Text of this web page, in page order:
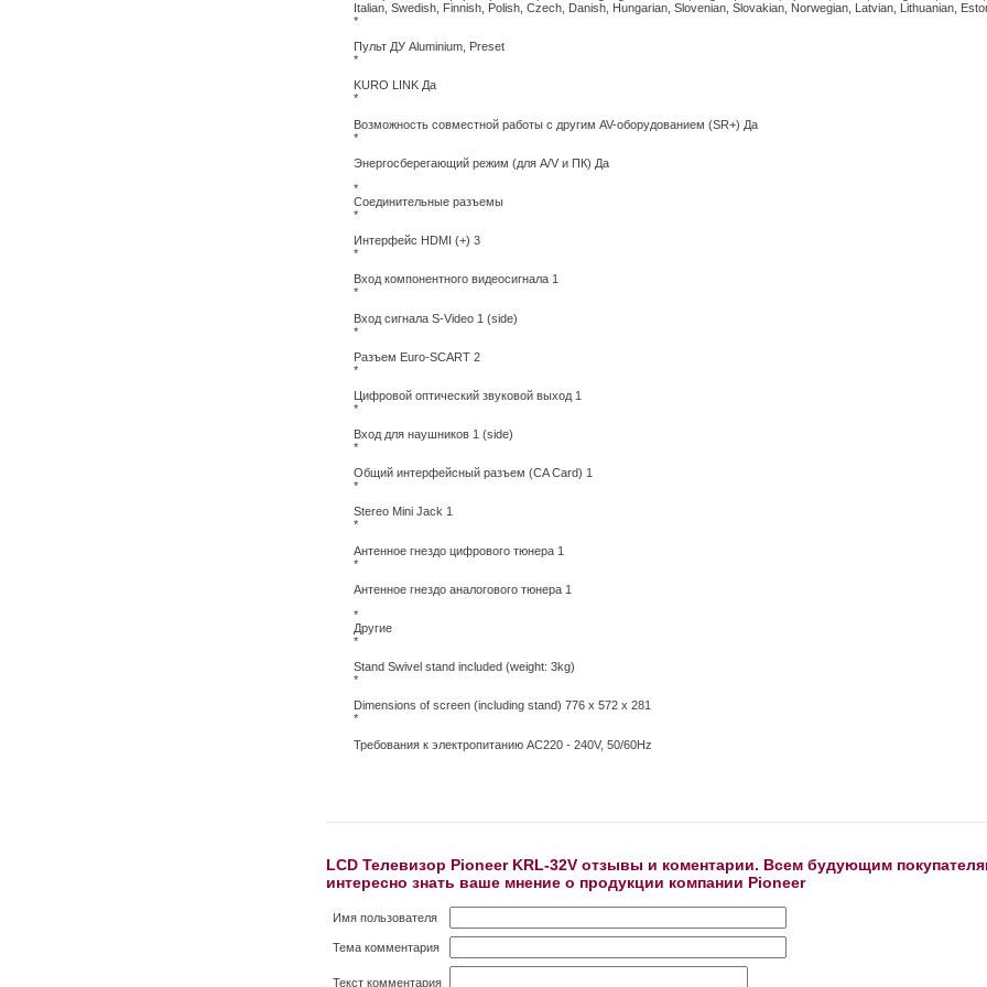
Italian, Swedish, Finnish, Polish, Czech, Danish, Hungarian, Slovenian, Slovakian, Norwegian, Latvian, Lithuanian,
*
Пульт ДУ Aluminium, Preset
*
KURO LINK Да
*
Возможность совместной работы с другим AV-оборудованием (SR+) Да
*
Энергосберегающий режим (для A/V и ПК) Да
*
Соединительные разъемы
*
Интерфейс HDMI (+) 3
*
Вход компонентного видеосигнала 1
*
Вход сигнала S-Video 1 (side)
*
Разъем Euro-SCART 2
*
Цифровой оптический звуковой выход 1
*
Вход для наушников 1 (side)
*
Общий интерфейсный разъем (CA Card) 1
*
Stereo Mini Jack 1
*
Антенное гнездо цифрового тюнера 1
*
Антенное гнездо аналогового тюнера 1
*
Другие
*
Stand Swivel stand included (weight: 3kg)
*
Dimensions of screen (including stand) 776 x 572 x 281
*
Требования к электропитанию AC220 - 240V, 50/60Hz
LCD Телевизор Pioneer KRL-32V отзывы и коментарии. Всем будующим
интересно знать ваше мнение о продукции компании Pioneer
Имя пользователя
Тема комментария
Текст комментария